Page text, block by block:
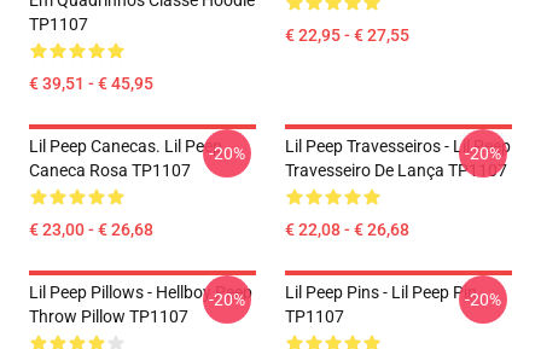
TP1107
€ 39,51 - € 45,95
€ 22,95 - € 27,55
Lil Peep Canecas. Lil Peep
Caneca Rosa TP1107
€ 23,00 - € 26,68
-20%
Lil Peep Travesseiros - Lil Peep
Travesseiro De Lança TP1107
€ 22,08 - € 26,68
-20%
Lil Peep Pillows - Hellboy Peep
Throw Pillow TP1107
-20%
Lil Peep Pins - Lil Peep Pin
TP1107
-20%